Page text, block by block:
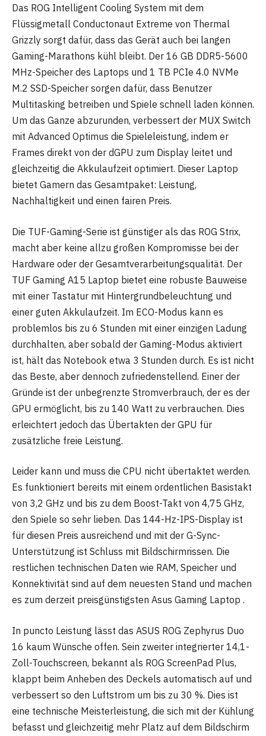
Das ROG Intelligent Cooling System mit dem
Flüssigmetall Conductonaut Extreme von Thermal
Grizzly sorgt dafür, dass das Gerät auch bei langen
Gaming-Marathons kühl bleibt. Der 16 GB DDR5-5600
MHz-Speicher des Laptops und 1 TB PCIe 4.0 NVMe
M.2 SSD-Speicher sorgen dafür, dass Benutzer
Multitasking betreiben und Spiele schnell laden können.
Um das Ganze abzurunden, verbessert der MUX Switch
mit Advanced Optimus die Spieleleistung, indem er
Frames direkt von der dGPU zum Display leitet und
gleichzeitig die Akkulaufzeit optimiert. Dieser Laptop
bietet Gamern das Gesamtpaket: Leistung,
Nachhaltigkeit und einen fairen Preis.
Die TUF-Gaming-Serie ist günstiger als das ROG Strix,
macht aber keine allzu großen Kompromisse bei der
Hardware oder der Gesamtverarbeitungsqualität. Der
TUF Gaming A15 Laptop bietet eine robuste Bauweise
mit einer Tastatur mit Hintergrundbeleuchtung und
einer guten Akkulaufzeit. Im ECO-Modus kann es
problemlos bis zu 6 Stunden mit einer einzigen Ladung
durchhalten, aber sobald der Gaming-Modus aktiviert
ist, hält das Notebook etwa 3 Stunden durch. Es ist nicht
das Beste, aber dennoch zufriedenstellend. Einer der
Gründe ist der unbegrenzte Stromverbrauch, der es der
GPU ermöglicht, bis zu 140 Watt zu verbrauchen. Dies
erleichtert jedoch das Übertakten der GPU für
zusätzliche freie Leistung.
Leider kann und muss die CPU nicht übertaktet werden.
Es funktioniert bereits mit einem ordentlichen Basistakt
von 3,2 GHz und bis zu dem Boost-Takt von 4,75 GHz,
den Spiele so sehr lieben. Das 144-Hz-IPS-Display ist
für diesen Preis ausreichend und mit der G-Sync-
Unterstützung ist Schluss mit Bildschirmrissen. Die
restlichen technischen Daten wie RAM, Speicher und
Konnektivität sind auf dem neuesten Stand und machen
es zum derzeit preisgünstigsten Asus Gaming Laptop .
In puncto Leistung lässt das ASUS ROG Zephyrus Duo
16 kaum Wünsche offen. Sein zweiter integrierter 14,1-
Zoll-Touchscreen, bekannt als ROG ScreenPad Plus,
klappt beim Anheben des Deckels automatisch auf und
verbessert so den Luftstrom um bis zu 30 %. Dies ist
eine technische Meisterleistung, die sich mit der Kühlung
befasst und gleichzeitig mehr Platz auf dem Bildschirm